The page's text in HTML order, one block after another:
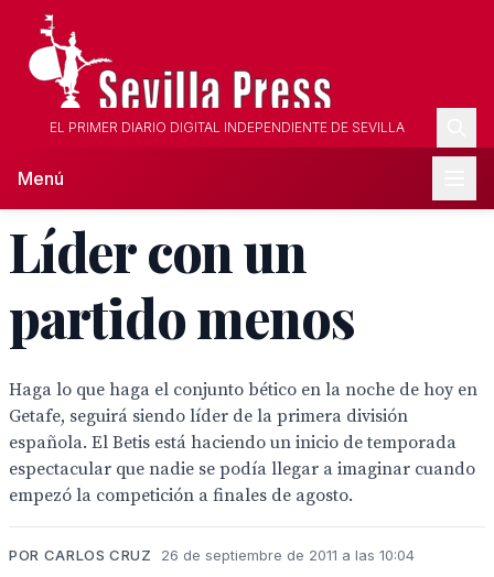
EL PRIMER DIARIO DIGITAL INDEPENDIENTE DE SEVILLA
Menú
Líder con un
partido menos
Haga lo que haga el conjunto bético en la noche de hoy en
Getafe, seguirá siendo líder de la primera división
española. El Betis está haciendo un inicio de temporada
espectacular que nadie se podía llegar a imaginar cuando
empezó la competición a finales de agosto.
POR CARLOS CRUZ 26 de septiembre de 2011 a las 10:04